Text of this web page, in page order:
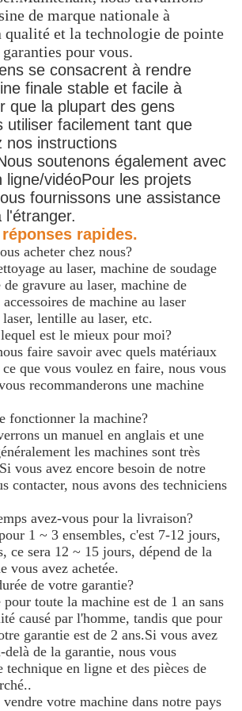
de marque nationale à
qualité et la technologie de pointe
pour vous.
se consacrent à rendre
finale stable et facile à
que la plupart des gens
utiliser facilement tant que
nos instructions
soutenons également avec
ligne/vidéoPour les projets
fournissons une assistance
l'étranger.
rapides.
acheter chez nous?
au laser, machine de soudage
gravure au laser, machine de
de machine au laser
lentille au laser, etc.
est le mieux pour moi?
faire savoir avec quels matériaux
que vous voulez en faire, nous vous
recommanderons une machine
fonctionner la machine?
un manuel en anglais et une
les machines sont très
vous avez encore besoin de notre
contacter, nous avons des techniciens
avez-vous pour la livraison?
1 ~ 3 ensembles, c'est 7-12 jours,
ce sera 12 ~ 15 jours, dépend de la
vous avez achetée.
de votre garantie?
toute la machine est de 1 an sans
causé par l'homme, tandis que pour
garantie est de 2 ans.Si vous avez
delà de la garantie, nous vous
en ligne et des pièces de
votre machine dans notre pays